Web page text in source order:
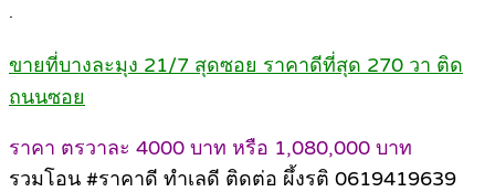
.
ขายที่บางละมุง 21/7 สุดซอย ราคาดีที่สุด 270 วา ติด
ถนนซอย
ราคา ตรวาละ 4000 บาท หรือ 1,080,000 บาท
รวมโอน #ราคาดี ทำเลดี ติดต่อ ผึ้งรติ 0619419639